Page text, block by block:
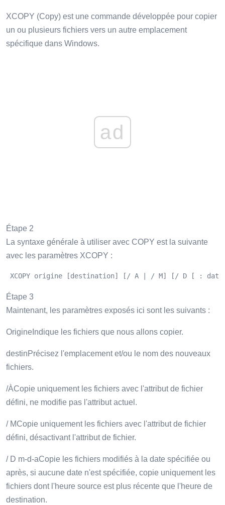
XCOPY (Copy) est une commande développée pour copier
un ou plusieurs fichiers vers un autre emplacement
spécifique dans Windows.
ad
Étape 2
La syntaxe générale à utiliser avec COPY est la suivante
avec les paramètres XCOPY :
XCOPY origine [destination] [/ A | / M] [/ D [
Étape 3
Maintenant, les paramètres exposés ici sont les suivants :
OrigineIndique les fichiers que nous allons copier.
destinPrécisez l'emplacement et/ou le nom des nouveaux
fichiers.
/ÀCopie uniquement les fichiers avec l'attribut de fichier
défini, ne modifie pas l'attribut actuel.
/ MCopie uniquement les fichiers avec l'attribut de fichier
défini, désactivant l'attribut de fichier.
/ D m-d-aCopie les fichiers modifiés à la date spécifiée ou
après, si aucune date n'est spécifiée, copie uniquement les
fichiers dont l'heure source est plus récente que l'heure de
destination.